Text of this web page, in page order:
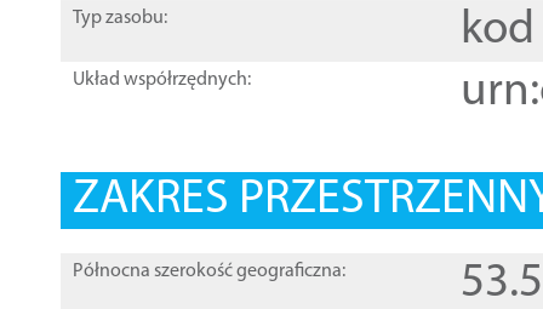
Typ zasobu: kod
Układ współrzędnych:
ZAKRES
Północna szerokość geograficzna: